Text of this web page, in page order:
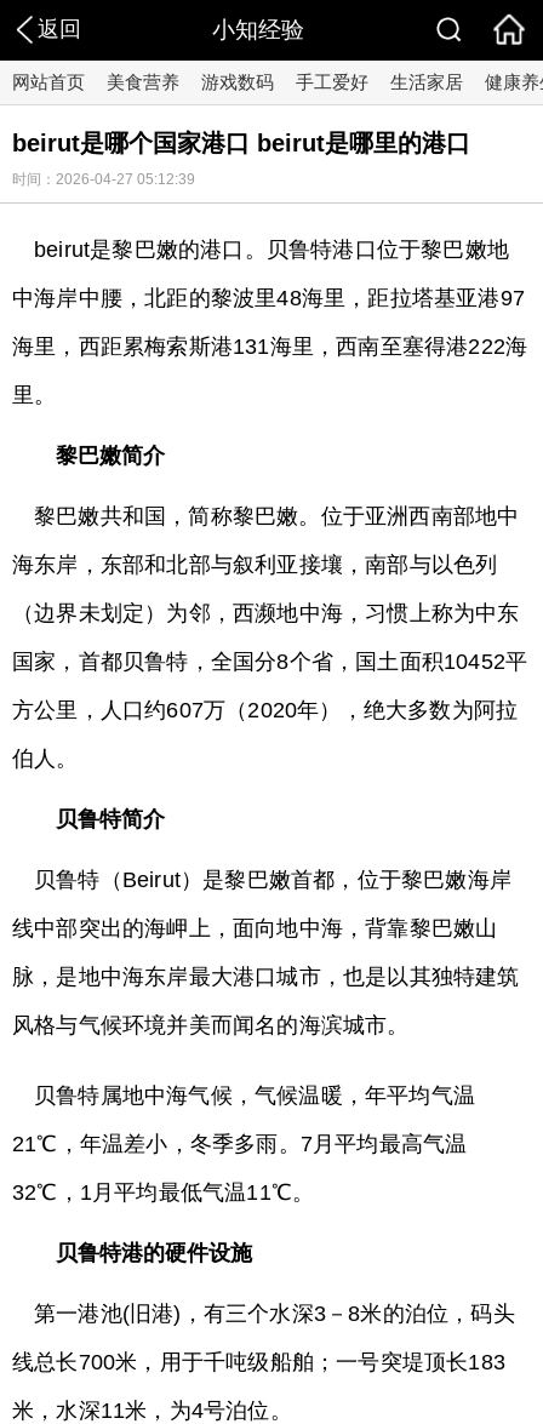
返回 小知经验
网站首页 美食营养 游戏数码 手工爱好 生活家居 健康养
beirut是哪个国家港口 beirut是哪里的港口
时间：2026-04-27 05:12:39
beirut是黎巴嫩的港口。贝鲁特港口位于黎巴嫩地
中海岸中腰，北距的黎波里48海里，距拉塔基亚港97
海里，西距累梅索斯港131海里，西南至塞得港222海
里。
黎巴嫩简介
黎巴嫩共和国，简称黎巴嫩。位于亚洲西南部地中
海东岸，东部和北部与叙利亚接壤，南部与以色列
（边界未划定）为邻，西濒地中海，习惯上称为中东
国家，首都贝鲁特，全国分8个省，国土面积10452平
方公里，人口约607万（2020年），绝大多数为阿拉
伯人。
贝鲁特简介
贝鲁特（Beirut）是黎巴嫩首都，位于黎巴嫩海岸
线中部突出的海岬上，面向地中海，背靠黎巴嫩山
脉，是地中海东岸最大港口城市，也是以其独特建筑
风格与气候环境并美而闻名的海滨城市。
贝鲁特属地中海气候，气候温暖，年平均气温
21℃，年温差小，冬季多雨。7月平均最高气温
32℃，1月平均最低气温11℃。
贝鲁特港的硬件设施
第一港池(旧港)，有三个水深3－8米的泊位，码头
线总长700米，用于千吨级船舶；一号突堤顶长183
米，水深11米，为4号泊位。